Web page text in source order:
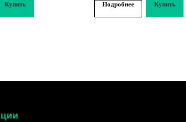
Купить Подробнее Купить